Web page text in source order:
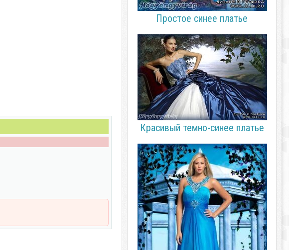
Простое синее платье
Красивый темно-синее платье